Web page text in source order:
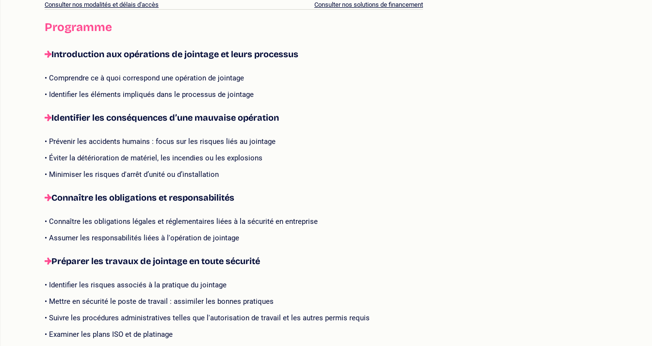
Consulter nos modalités et délais d'accès
Consulter nos solutions de financement
Programme
Introduction aux opérations de jointage et leurs processus
Comprendre ce à quoi correspond une opération de jointage
Identifier les éléments impliqués dans le processus de jointage
Identifier les conséquences d’une mauvaise opération
Prévenir les accidents humains : focus sur les risques liés au jointage
Éviter la détérioration de matériel, les incendies ou les explosions
Minimiser les risques d'arrêt d’unité ou d’installation
Connaître les obligations et responsabilités
Connaître les obligations légales et réglementaires liées à la sécurité en entreprise
Assumer les responsabilités liées à l'opération de jointage
Préparer les travaux de jointage en toute sécurité
Identifier les risques associés à la pratique du jointage
Mettre en sécurité le poste de travail : assimiler les bonnes pratiques
Suivre les procédures administratives telles que l'autorisation de travail et les autres permis requis
Examiner les plans ISO et de platinage